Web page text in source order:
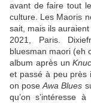
avant de faire tout
culture. Les Maoris
sait, mais ils auraient
2021, Paris.
bluesman maori (eh
album après un
et passé à peu près
on poseAwa Blues
qu’on s’intéresse